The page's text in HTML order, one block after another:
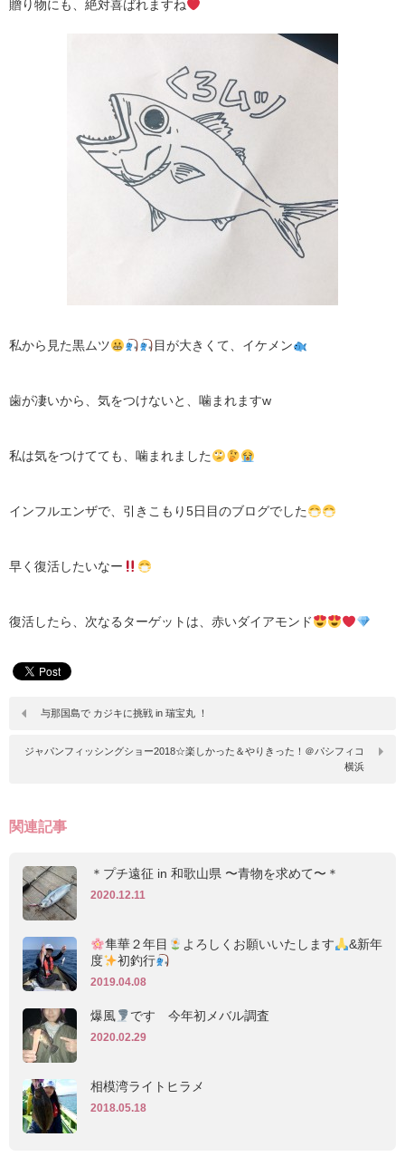
贈り物にも、絶対喜ばれますね
私から見た黒ムツ 目が大きくて、イケメン
歯が凄いから、気をつけないと、噛まれますw
私は気をつけてても、噛まれました
インフルエンザで、引きこもり5日目のブログでした
早く復活したいなー
復活したら、次なるターゲットは、赤いダイアモンド
与那国島で カジキに挑戦 in 瑞宝丸 ！
ジャパンフィッシングショー2018☆楽しかった＆やりきった！＠パシフィコ
横浜
関連記事
＊プチ遠征 in 和歌山県 〜青物を求めて〜＊
2020.12.11
隼華２年目 よろしくお願いいたします
&新年
度
初釣行
2019.04.08
爆風 です 今年初メバル調査
2020.02.29
相模湾ライトヒラメ
2018.05.18